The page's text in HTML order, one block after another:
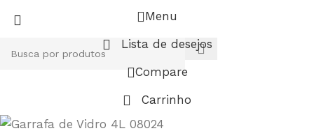
Menu
Lista de desejos
Compare
Carrinho